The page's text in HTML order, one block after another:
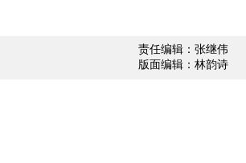
责任编辑：张继伟
版面编辑：林韵诗